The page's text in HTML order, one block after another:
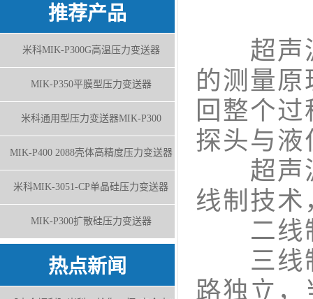
推荐产品
米科MIK-P300G高温压力变送器
MIK-P350平膜型压力变送器
米科通用型压力变送器MIK-P300
MIK-P400 2088壳体高精度压力变送器
米科MIK-3051-CP单晶硅压力变送器
MIK-P300扩散硅压力变送器
热点新闻
超声波
的测量
回整个
探头与液
超声波
线制技术
二线制
三线制
路独立，